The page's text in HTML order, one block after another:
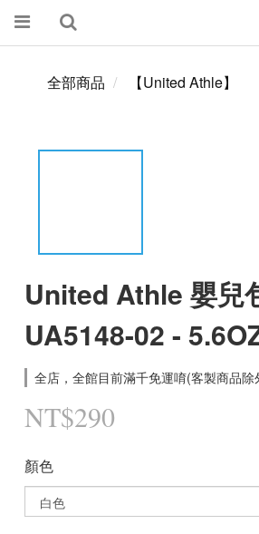
全部商品 【United Athle】
United Athle 嬰兒
UA5148-02 -
全店，全館目前滿千免運唷(客製商品除
NT$290
顏色